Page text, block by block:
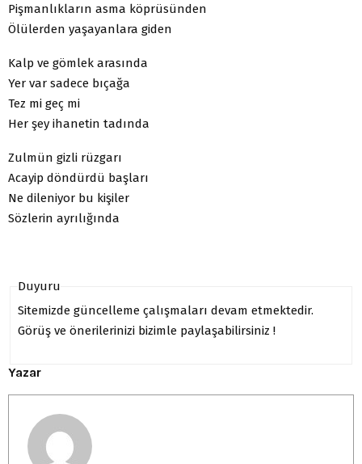
Pişmanlıkların asma köprüsünden
Ölülerden yaşayanlara giden
Kalp ve gömlek arasında
Yer var sadece bıçağa
Tez mi geç mi
Her şey ihanetin tadında
Zulmün gizli rüzgarı
Acayip döndürdü başları
Ne dileniyor bu kişiler
Sözlerin ayrılığında
Duyuru
Sitemizde güncelleme çalışmaları devam etmektedir.
Görüş ve önerilerinizi bizimle paylaşabilirsiniz !
Yazar